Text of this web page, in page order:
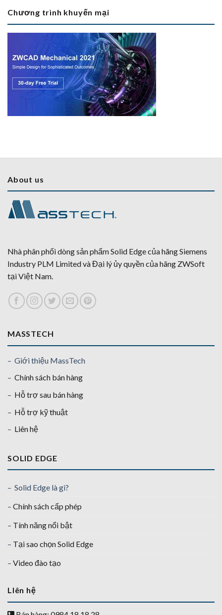
Chương trình khuyến mại
About us
Nhà phân phối dòng sản phẩm Solid Edge của hãng Siemens
Industry PLM Limited và Đại lý ủy quyền của hãng ZWSoft
tại Việt Nam.
MASSTECH
– Giới thiệu MassTech
– Chính sách bán hàng
– Hỗ trợ sau bán hàng
– Hỗ trợ kỹ thuật
– Liên hệ
SOLID EDGE
– Solid Edge là gì?
– Chính sách cấp phép
– Tính năng nổi bật
– Tại sao chọn Solid Edge
– Video đào tạo
LIên hệ